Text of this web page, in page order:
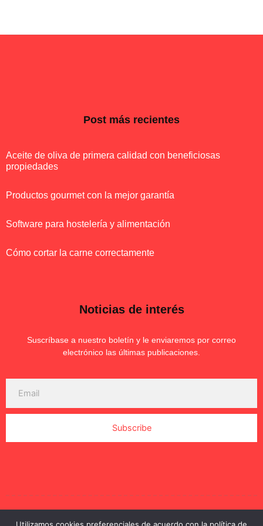
Post más recientes
Aceite de oliva de primera calidad con beneficiosas
propiedades
Productos gourmet con la mejor garantía
Software para hostelería y alimentación
Cómo cortar la carne correctamente
Noticias de interés
Suscríbase a nuestro boletín y le enviaremos por correo
electrónico las últimas publicaciones.
Subscribe
2023 © Productos Carnicos. Todos los derechos